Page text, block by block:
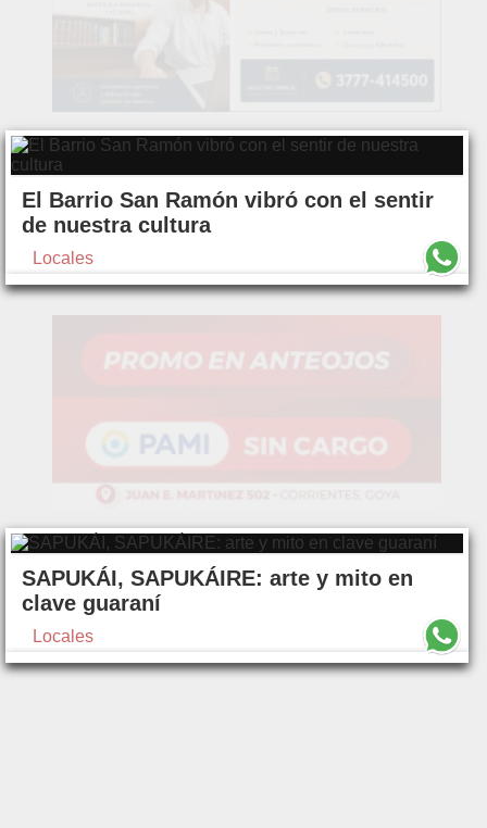
El Barrio San Ramón vibró con el sentir
de nuestra cultura
Locales
SAPUKÁI, SAPUKÁIRE: arte y mito en
clave guaraní
Locales